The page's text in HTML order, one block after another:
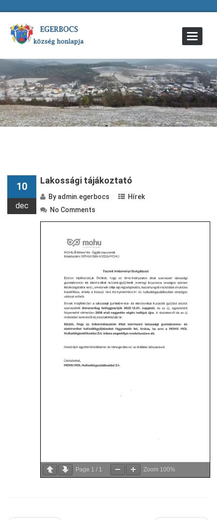
Toggle
10
dec
Lakossági tájákoztató
By admin.egerbocs
Hírek
No Comments
Page 1 / 1 Zoom 100%